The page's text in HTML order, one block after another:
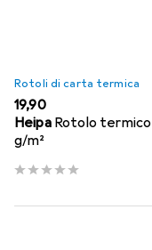
Rotoli di carta termica
EUR
19,90
Heipa Rotolo termico
g/m²